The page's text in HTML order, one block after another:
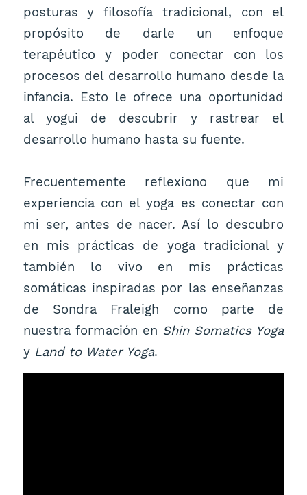
posturas y filosofía tradicional, con el
propósito de darle un enfoque
terapéutico y poder conectar con los
procesos del desarrollo humano desde la
infancia. Esto le ofrece una oportunidad
al yogui de descubrir y rastrear el
desarrollo humano hasta su fuente.
Frecuentemente reflexiono que mi
experiencia con el yoga es conectar con
mi ser, antes de nacer. Así lo descubro
en mis prácticas de yoga tradicional y
también lo vivo en mis prácticas
somáticas inspiradas por las enseñanzas
de Sondra Fraleigh como parte de
nuestra formación en Shin Somatics Yoga
y Land to Water Yoga.